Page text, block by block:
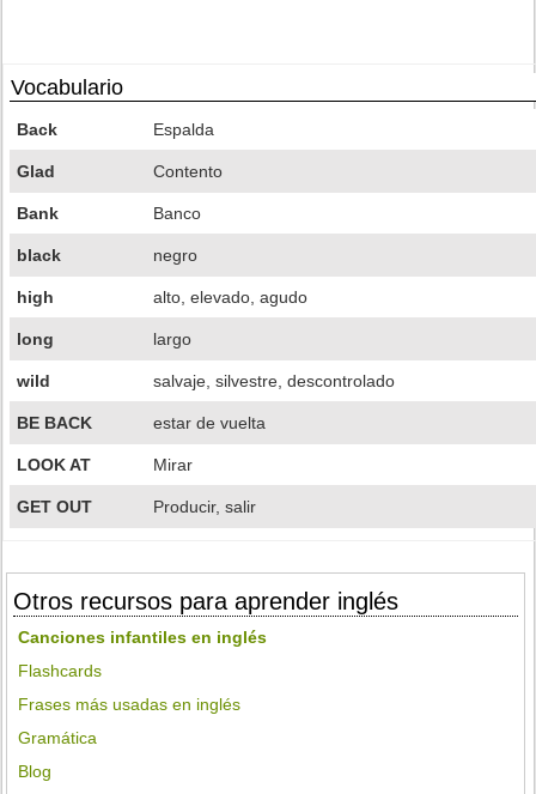
Vocabulario
Back Espalda
Glad Contento
Bank Banco
black negro
high alto, elevado, agudo
long largo
wild salvaje, silvestre, descontrolado
BE BACK estar de vuelta
LOOK AT Mirar
GET OUT Producir, salir
Otros recursos para aprender inglés
Canciones infantiles en inglés
Flashcards
Frases más usadas en inglés
Gramática
Blog